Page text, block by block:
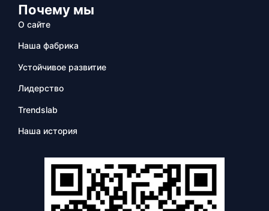
Почему мы
О сайте
Наша фабрика
Устойчивое развитие
Лидерство
Trendslab
Наша история